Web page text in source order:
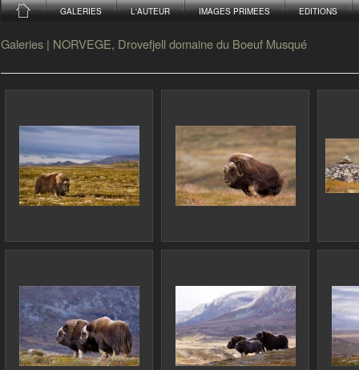
GALERIES L'AUTEUR IMAGES PRIMEES EDITIONS
Galeries | NORVEGE, Drovefjell domaine du Boeuf Musqué